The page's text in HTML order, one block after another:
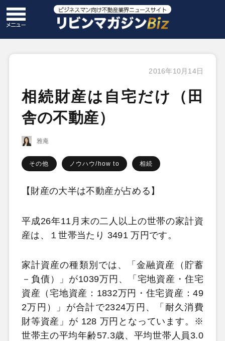
2016年10月14日
相続財産は自宅だけ（田
舎の不動産）
雅庵
その他 ノウハウ/how to 相続
【財産の大半は不動産が占める】
平成26年11月末の二人以上の世帯の家計資
産は、１世帯当たり 3491 万円です。
家計資産の種類別では、「金融資産（貯蓄
－負債）」が1039万円、「宅地資産・住宅
資産（宅地資産：1832万円・住宅資産：49
2万円）」が合計で2324万円、「耐久消費
財等資産」が 128 万円となっています。※
世帯主の平均年齢57.3歳、平均世帯人員3.0